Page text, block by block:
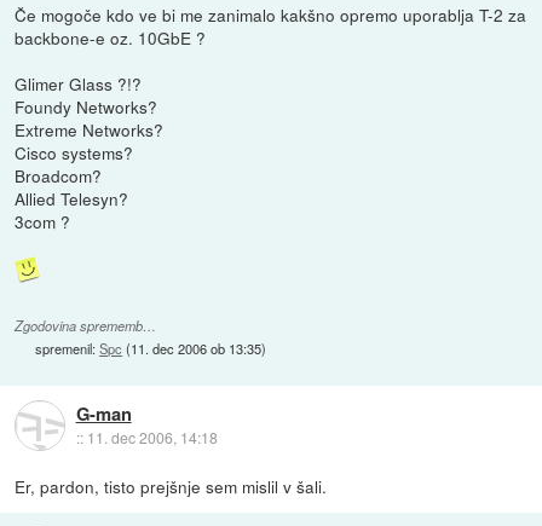
Če mogoče kdo ve bi me zanimalo kakšno opremo uporablja T-2 za
backbone-e oz. 10GbE ?
Glimer Glass ?!?
Foundy Networks?
Extreme Networks?
Cisco systems?
Broadcom?
Allied Telesyn?
3com ?
Zgodovina sprememb…
spremenil:Spc (11. dec 2006 ob 13:35)
G-man
:: 11. dec 2006, 14:18
Er, pardon, tisto prejšnje sem mislil v šali.